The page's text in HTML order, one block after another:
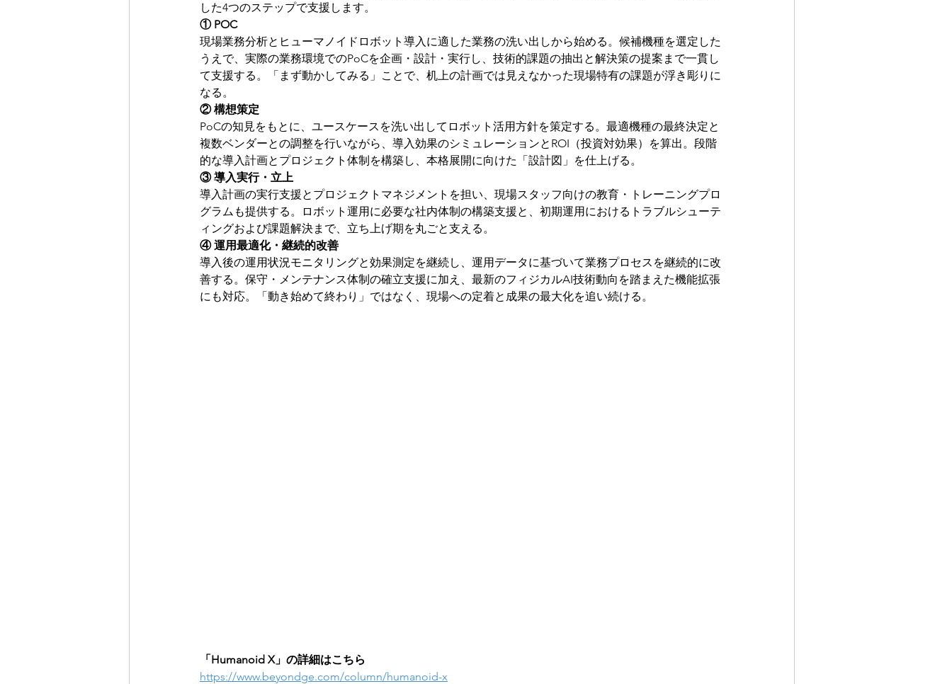
した4つのステップで支援します。
① POC
現場業務分析とヒューマノイドロボット導入に適した業務の洗い出しから始める。候補機種を選定した
うえで、実際の業務環境でのPoCを企画・設計・実行し、技術的課題の抽出と解決策の提案まで一貫し
て支援する。「まず動かしてみる」ことで、机上の計画では見えなかった現場特有の課題が浮き彫りに
なる。
② 構想策定
PoCの知見をもとに、ユースケースを洗い出してロボット活用方針を策定する。最適機種の最終決定と
複数ベンダーとの調整を行いながら、導入効果のシミュレーションとROI（投資対効果）を算出。段階
的な導入計画とプロジェクト体制を構築し、本格展開に向けた「設計図」を仕上げる。
③ 導入実行・立上
導入計画の実行支援とプロジェクトマネジメントを担い、現場スタッフ向けの教育・トレーニングプロ
グラムも提供する。ロボット運用に必要な社内体制の構築支援と、初期運用におけるトラブルシューテ
ィングおよび課題解決まで、立ち上げ期を丸ごと支える。
④ 運用最適化・継続的改善
導入後の運用状況モニタリングと効果測定を継続し、運用データに基づいて業務プロセスを継続的に改
善する。保守・メンテナンス体制の確立支援に加え、最新のフィジカルAI技術動向を踏まえた機能拡張
にも対応。「動き始めて終わり」ではなく、現場への定着と成果の最大化を追い続ける。
「Humanoid X」の詳細はこちら
https://www.beyondge.com/column/humanoid-x